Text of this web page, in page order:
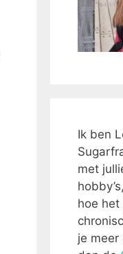
Ik ben
met
hoe het
je meer